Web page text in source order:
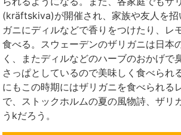
(kräftskiva)が開催され、家族や友人を招
ガニにディルなどで香りをつけたり、レ
食べる。スウェーデンのザリガニは日本
く、またディルなどのハーブのおかげで
さっぱとしているので美味しく食べられ
にもこの時期にはザリガニを食べられる
で、ストックホルムの夏の風物詩、ザリ
うkだろう。